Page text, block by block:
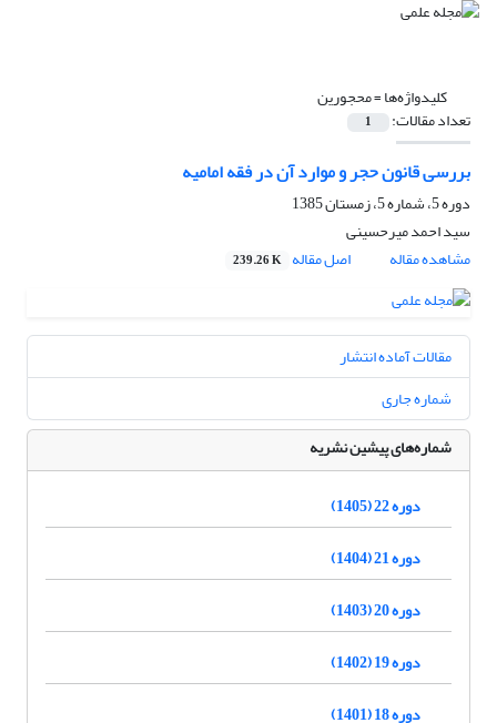
کلیدواژه‌ها =محجورین
تعداد مقالات: 1
بررسی قانون حجر و موارد آن در فقه امامیه
دوره 5، شماره 5، زمستان 1385
سید احمد میرحسینی
مشاهده مقاله
اصل مقاله 239.26 K
مقالات آماده انتشار
شماره جاری
شماره‌های پیشین نشریه
دوره 22 (1405)
دوره 21 (1404)
دوره 20 (1403)
دوره 19 (1402)
دوره 18 (1401)